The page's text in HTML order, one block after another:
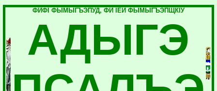
ФИФI ФЫМЫГЪЭПУД, ФИ IЕЙ ФЫМЫГЪЭПЩКIУ
АДЫГЭ